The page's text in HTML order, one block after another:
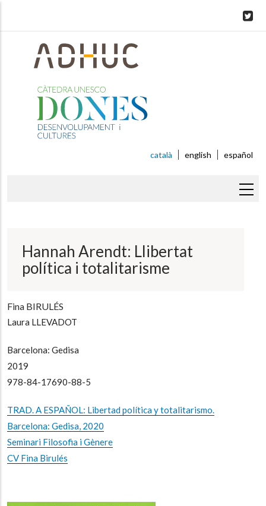
català english español
Hannah Arendt: Llibertat
política i totalitarisme
Fina BIRULÉS
Laura LLEVADOT
Barcelona: Gedisa
2019
978-84-17690-88-5
TRAD. A ESPAÑOL: Libertad política y totalitarismo.
Barcelona: Gedisa, 2020
Seminari Filosofia i Gènere
CV Fina Birulés